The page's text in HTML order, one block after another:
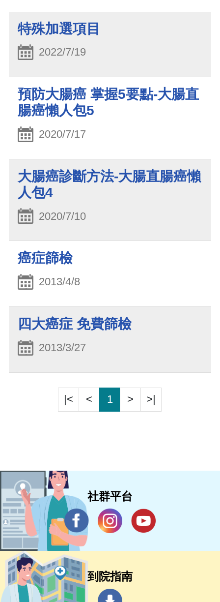
特殊加選項目
2022/7/19
預防大腸癌 掌握5要點-大腸直
腸癌懶人包5
2020/7/17
大腸癌診斷方法-大腸直腸癌懶
人包4
2020/7/10
癌症篩檢
2013/4/8
四大癌症 免費篩檢
2013/3/27
|< < 1 > >|
社群平台
到院指南